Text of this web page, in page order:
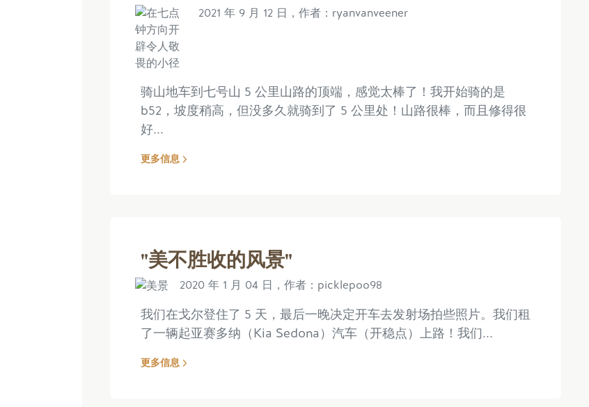
2021 年 9 月 12 日，作者：ryanvanveener
骑山地车到七号山 5 公里山路的顶端，感觉太棒了！我开始骑的是
b52，坡度稍高，但没多久就骑到了 5 公里处！山路很棒，而且修得很
好...
更多信息
"美不胜收的风景"
2020 年 1 月 04 日，作者：picklepoo98
我们在戈尔登住了 5 天，最后一晚决定开车去发射场拍些照片。我们租
了一辆起亚赛多纳（Kia Sedona）汽车（开稳点）上路！我们...
更多信息